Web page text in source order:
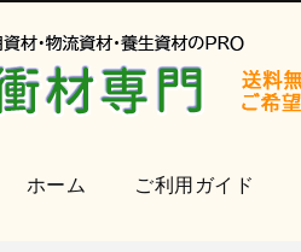
ホーム ご利用ガイド